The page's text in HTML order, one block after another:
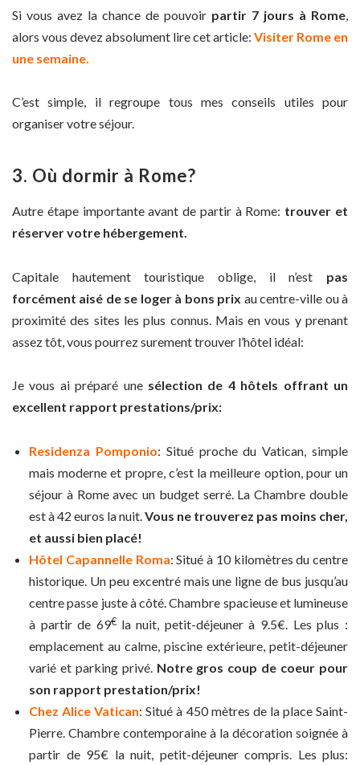
Si vous avez la chance de pouvoir partir 7 jours à Rome,
alors vous devez absolument lire cet article: Visiter Rome en
une semaine.
C’est simple, il regroupe tous mes conseils utiles pour
organiser votre séjour.
3. Où dormir à Rome?
Autre étape importante avant de partir à Rome: trouver et
réserver votre hébergement.
Capitale hautement touristique oblige, il n’est pas
forcément aisé de se loger à bons prix au centre-ville ou à
proximité des sites les plus connus. Mais en vous y prenant
assez tôt, vous pourrez surement trouver l’hôtel idéal:
Je vous ai préparé unesélection de 4 hôtels offrant un
excellent rapport prestations/prix:
Residenza Pomponio: Situé proche du Vatican, simple
mais moderne et propre, c’est la meilleure option, pour un
séjour à Rome avec un budget serré. La Chambre double
est à 42 euros la nuit. Vous ne trouverez pas moins cher,
et aussi bien placé!
Hôtel Capannelle Roma: Situé à 10 kilomètres du centre
historique. Un peu excentré mais une ligne de bus jusqu’au
centre passe juste à côté. Chambre spacieuse et lumineuse
à partir de 69€ la nuit, petit-déjeuner à 9.5€. Les plus :
emplacement au calme, piscine extérieure, petit-déjeuner
varié et parking privé. Notre gros coup de coeur pour
son rapport prestation/prix!
Chez Alice Vatican: Situé à 450 mètres de la place Saint-
Pierre. Chambre contemporaine à la décoration soignée à
partir de 95€ la nuit, petit-déjeuner compris. Les plus: